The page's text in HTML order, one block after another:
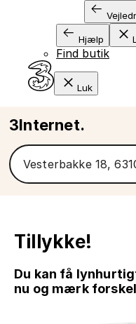
Hjælp
Find butik
Luk
3Internet.
Tillykke!
Du kan få
nu og mærk